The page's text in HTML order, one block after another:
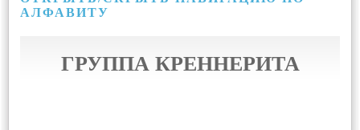
АЛФАВИТУ
ГРУППА КРЕННЕРИТА